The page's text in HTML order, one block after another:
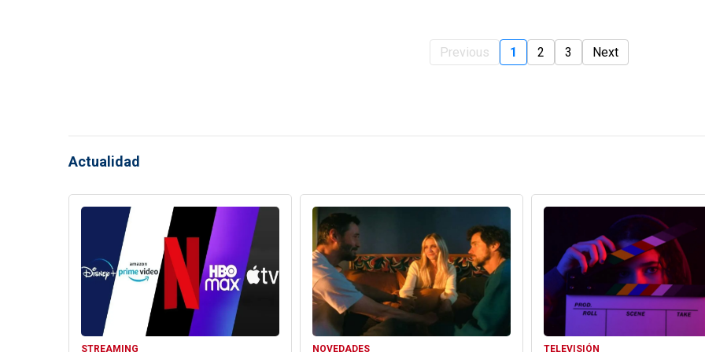
Previous 1 2 3 Next
Actualidad
STREAMING NOVEDADES TELEVISIÓN